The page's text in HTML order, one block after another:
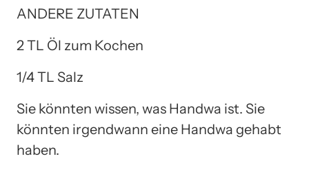
ANDERE ZUTATEN
2 TL Öl zum Kochen
1/4 TL Salz
Sie könnten wissen, was Handwa ist. Sie
könnten irgendwann eine Handwa gehabt
haben.